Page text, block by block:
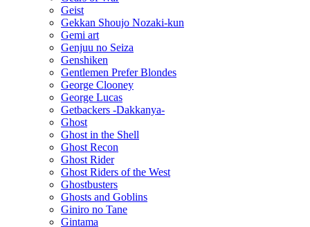
Geist
Gekkan Shoujo Nozaki-kun
Gemi art
Genjuu no Seiza
Genshiken
Gentlemen Prefer Blondes
George Clooney
George Lucas
Getbackers -Dakkanya-
Ghost
Ghost in the Shell
Ghost Recon
Ghost Rider
Ghost Riders of the West
Ghostbusters
Ghosts and Goblins
Giniro no Tane
Gintama